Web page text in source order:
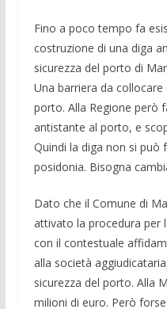
Fino a poco tempo fa
costruzione di una diga
sicurezza del por­to di
Una barriera da collocare
porto. Alla Regione però
antistante al porto, e
Quindi la diga non si può
posidonia. Bisogna
Dato che il Comune di
attivato la procedura per
con il conte­stuale
alla società
sicurezza del porto. Alla
milioni di euro. Però